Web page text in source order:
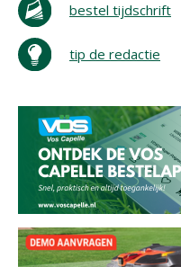
bestel tijdschrift
tip de redactie